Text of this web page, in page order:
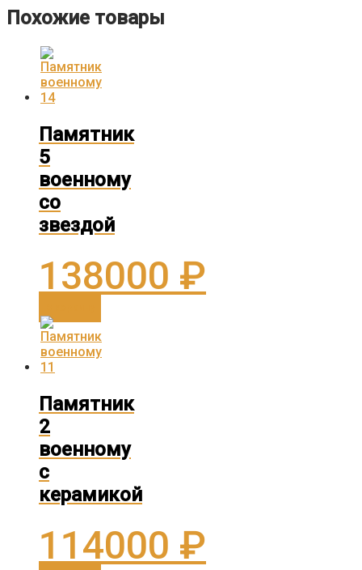
Похожие товары
Памятник
5
военному
со
звездой
138000 ₽
Памятник
2
военному
с
керамикой
114000 ₽